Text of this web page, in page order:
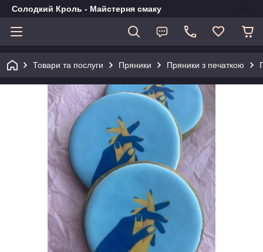
Солодкий Кроль - Майстерня смаку
Товари та послуги Пряники Пряники з печаткою